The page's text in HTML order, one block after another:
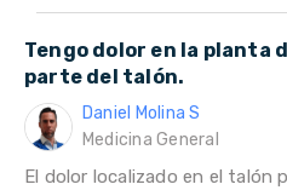
Tengo dolor en la planta
parte del talón.
Daniel Molina S
Medicina General
El dolor localizado en el talón